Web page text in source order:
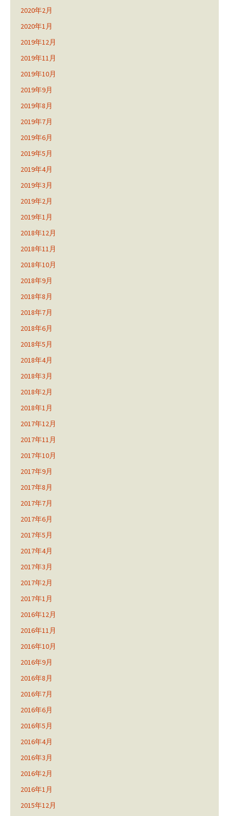
2020年2月
2020年1月
2019年12月
2019年11月
2019年10月
2019年9月
2019年8月
2019年7月
2019年6月
2019年5月
2019年4月
2019年3月
2019年2月
2019年1月
2018年12月
2018年11月
2018年10月
2018年9月
2018年8月
2018年7月
2018年6月
2018年5月
2018年4月
2018年3月
2018年2月
2018年1月
2017年12月
2017年11月
2017年10月
2017年9月
2017年8月
2017年7月
2017年6月
2017年5月
2017年4月
2017年3月
2017年2月
2017年1月
2016年12月
2016年11月
2016年10月
2016年9月
2016年8月
2016年7月
2016年6月
2016年5月
2016年4月
2016年3月
2016年2月
2016年1月
2015年12月